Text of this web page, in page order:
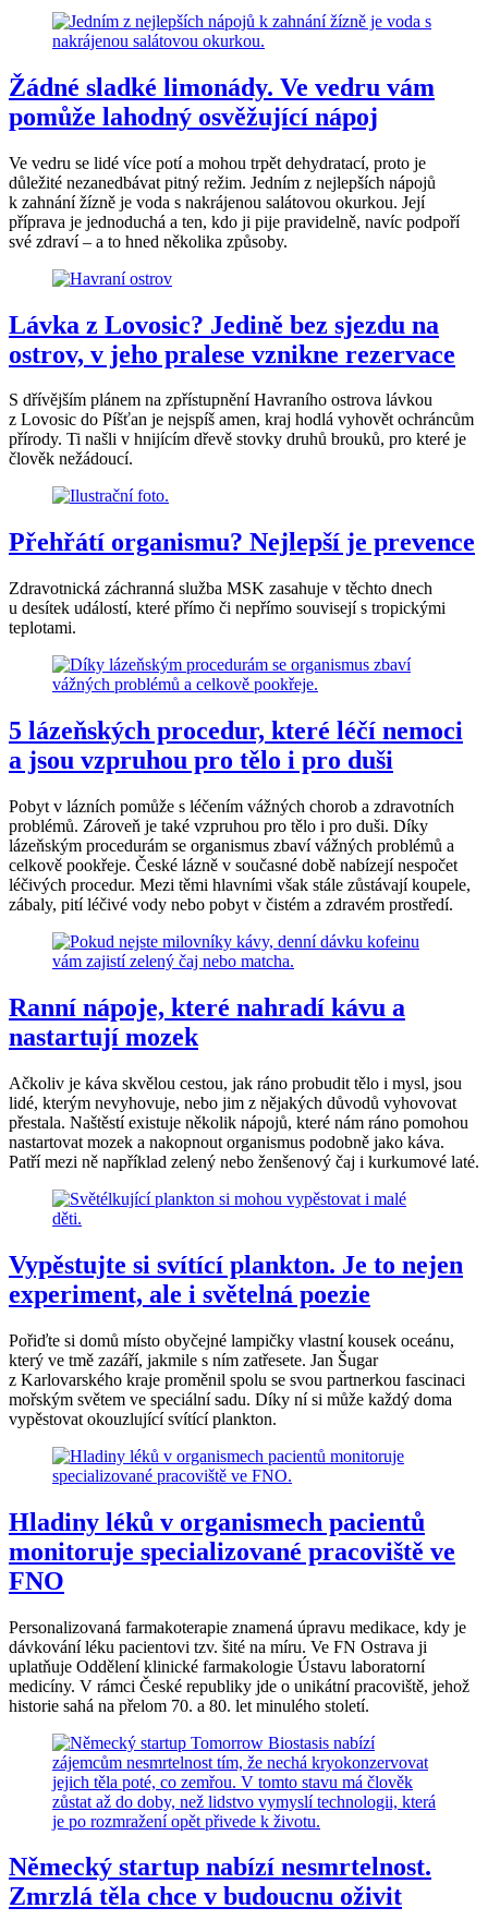
Žádné sladké limonády. Ve vedru vám
pomůže lahodný osvěžující nápoj
Ve vedru se lidé více potí a mohou trpět dehydratací, proto je
důležité nezanedbávat pitný režim. Jedním z nejlepších nápojů
k zahnání žízně je voda s nakrájenou salátovou okurkou. Její
příprava je jednoduchá a ten, kdo ji pije pravidelně, navíc podpoří
své zdraví – a to hned několika způsoby.
Lávka z Lovosic? Jedině bez sjezdu na
ostrov, v jeho pralese vznikne rezervace
S dřívějším plánem na zpřístupnění Havraního ostrova lávkou
z Lovosic do Píšťan je nejspíš amen, kraj hodlá vyhovět ochráncům
přírody. Ti našli v hnijícím dřevě stovky druhů brouků, pro které je
člověk nežádoucí.
Přehřátí organismu? Nejlepší je prevence
Zdravotnická záchranná služba MSK zasahuje v těchto dnech
u desítek událostí, které přímo či nepřímo souvisejí s tropickými
teplotami.
5 lázeňských procedur, které léčí nemoci
a jsou vzpruhou pro tělo i pro duši
Pobyt v lázních pomůže s léčením vážných chorob a zdravotních
problémů. Zároveň je také vzpruhou pro tělo i pro duši. Díky
lázeňským procedurám se organismus zbaví vážných problémů a
celkově pookřeje. České lázně v současné době nabízejí nespočet
léčivých procedur. Mezi těmi hlavními však stále zůstávají koupele,
zábaly, pití léčivé vody nebo pobyt v čistém a zdravém prostředí.
Ranní nápoje, které nahradí kávu a
nastartují mozek
Ačkoliv je káva skvělou cestou, jak ráno probudit tělo i mysl, jsou
lidé, kterým nevyhovuje, nebo jim z nějakých důvodů vyhovovat
přestala. Naštěstí existuje několik nápojů, které nám ráno pomohou
nastartovat mozek a nakopnout organismus podobně jako káva.
Patří mezi ně například zelený nebo ženšenový čaj i kurkumové laté.
Vypěstujte si svítící plankton. Je to nejen
experiment, ale i světelná poezie
Pořiďte si domů místo obyčejné lampičky vlastní kousek oceánu,
který ve tmě zazáří, jakmile s ním zatřesete. Jan Šugar
z Karlovarského kraje proměnil spolu se svou partnerkou fascinaci
mořským světem ve speciální sadu. Díky ní si může každý doma
vypěstovat okouzlující svítící plankton.
Hladiny léků v organismech pacientů
monitoruje specializované pracoviště ve
FNO
Personalizovaná farmakoterapie znamená úpravu medikace, kdy je
dávkování léku pacientovi tzv. šité na míru. Ve FN Ostrava ji
uplatňuje Oddělení klinické farmakologie Ústavu laboratorní
medicíny. V rámci České republiky jde o unikátní pracoviště, jehož
historie sahá na přelom 70. a 80. let minulého století.
Německý startup nabízí nesmrtelnost.
Zmrzlá těla chce v budoucnu oživit